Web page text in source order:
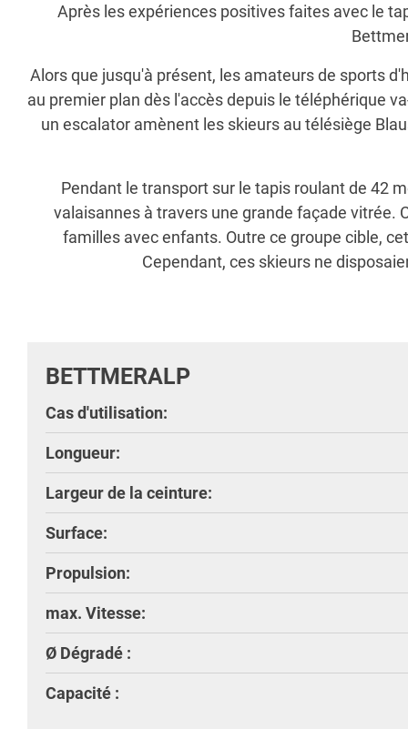
Après les expériences positives faites avec le
Alors que jusqu'à présent, les amateurs de sports
au premier plan dès l'accès depuis le téléphérique
un escalator amènent les skieurs au télésiège
Pendant le transport sur le tapis roulant de 42
valaisannes à travers une grande façade
familles avec enfants. Outre ce groupe cible,
Cependant, ces skieurs ne
BETTMERALP
Cas d'utilisation:
Longueur:
Largeur de la ceinture:
Surface:
Propulsion:
max. Vitesse:
Ø Dégradé :
Capacité :